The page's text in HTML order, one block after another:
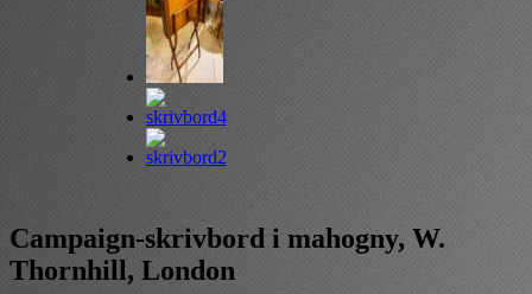
Campaign-skrivbord i mahogny, W.
Thornhill, London